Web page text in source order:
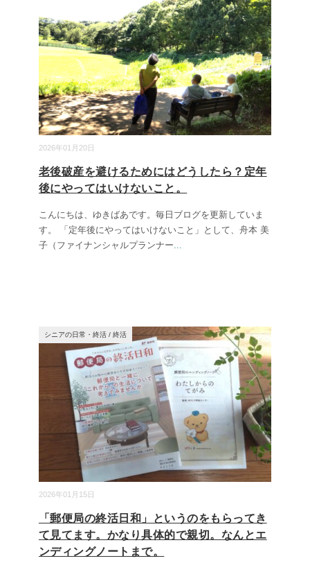
2026年01月20日
老後破産を避けるためにはどうしたら？定年
後にやってはいけないこと。
こんにちは、ゆきばあです。毎日ブログを更新していま
す。 「定年後にやってはいけないこと」として、舟本 美
子（ファイナンシャルプランナー...
2026年01月15日
シニアの日常・終活 / 終活
「郵便局の終活日和」というのをもらってき
て見てます。かなり具体的で親切。なんとエ
ンディングノートまで。